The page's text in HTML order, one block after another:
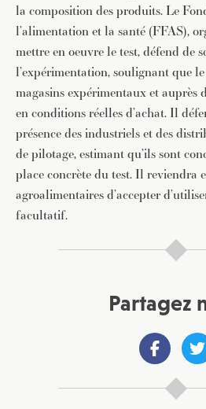
la composition des produits. Le
l’alimentation et la santé (FFAS),
mettre en oeuvre le test, défend de
l’expérimentation, soulignant que
magasins expérimentaux et auprès
en conditions réelles d’achat. Il
présence des industriels et des
de pilotage, estimant qu’ils sont
place concrète du test. Il reviendra
agroalimentaires d’accepter
facultatif.
Partagez